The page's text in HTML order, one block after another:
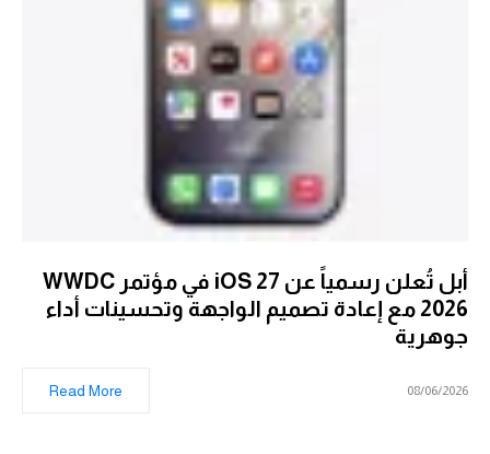
أبل تُعلن رسمياً عن iOS 27 في مؤتمر WWDC
2026 مع إعادة تصميم الواجهة وتحسينات أداء
جوهرية
08/06/2026
Read More